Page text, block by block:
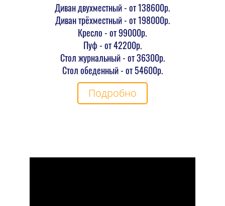
Диван двухместный - от 138600р.
Диван трёхместный - от 198000р.
Кресло - от 99000р.
Пуф - от 42200р.
Стол журнальный - от 36300р.
Стол обеденный - от 54600р.
Подробно